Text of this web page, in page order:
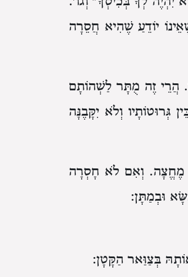
יוֹדֵעַ שֶׁהִיא חֲסֵרָה
הֲרֵי זֶה מֻתָּר לַשְׁהוֹתָם
וְלֹא יִקָּבֶנָּה
מֶחֱצָה. וְאִם לֹא חָסְרָה
וּבְמַתָּן:
בְּצַוַּאר הַקָּטָן: